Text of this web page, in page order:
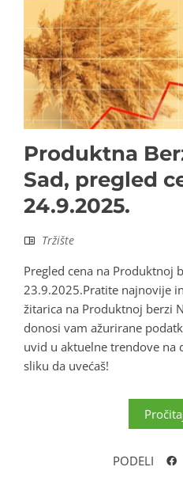
Produktna
Sad, pregled
24.9.2025.
Tržište
Pregled cena na Produktnoj
23.9.2025.Pratite najnovije
žitarica na Produktnoj berzi
donosi vam ažurirane
uvid u aktuelne trendove na
sliku da uvećaš!
PODELI